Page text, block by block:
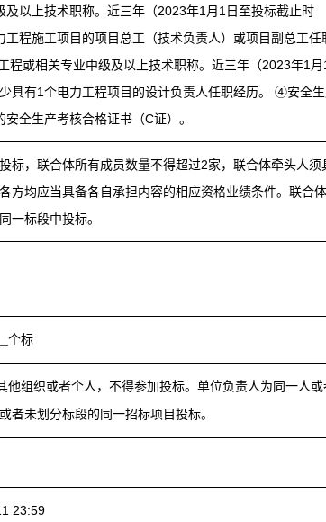
以上技术职称。近三年（2023年1月1日至投标截止时
程施工项目的项目总工（技术负责人）或项目副总工任
或相关专业中级及以上技术职称。近三年（2023年1月
具有1个电力工程项目的设计负责人任职经历。 ④安全
全生产考核合格证书（C证）。
标，联合体所有成员数量不得超过2家，联合体牵头人须
方均应当具备各自承担内容的相应资格业绩条件。联合体
一标段中投标。
个标
组织或者个人，不得参加投标。单位负责人为同一人或
者未划分标段的同一招标项目投标。
23:59